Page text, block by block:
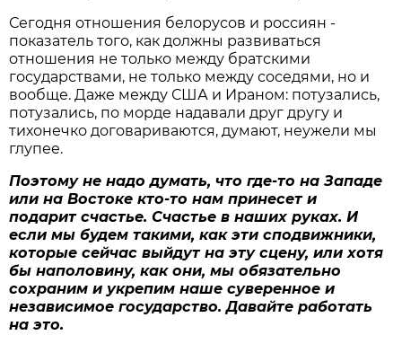
Сегодня отношения белорусов и россиян -
показатель того, как должны развиваться
отношения не только между братскими
государствами, не только между соседями, но и
вообще. Даже между США и Ираном: потузались,
потузались, по морде надавали друг другу и
тихонечко договариваются, думают, неужели мы
глупее.
Поэтому не надо думать, что где-то на Западе
или на Востоке кто-то нам принесет и
подарит счастье. Счастье в наших руках. И
если мы будем такими, как эти сподвижники,
которые сейчас выйдут на эту сцену, или хотя
бы наполовину, как они, мы обязательно
сохраним и укрепим наше суверенное и
независимое государство. Давайте работать
на это.